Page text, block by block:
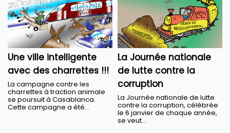
Une ville intelligente
avec des charrettes !!!
La campagne contre les
charrettes à traction animale
se poursuit à Casablanca.
Cette campagne a été...
La Journée nationale
de lutte contre la
corruption
La Journée nationale de lutte
contre la corruption, célébrée
le 6 janvier de chaque année,
se veut...